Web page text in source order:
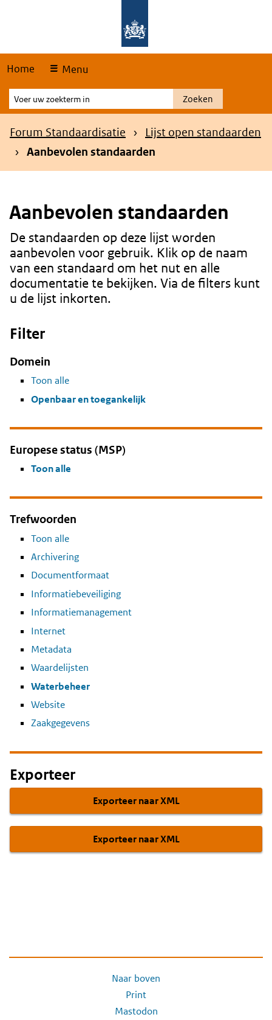
Home Menu
Voer
uw
zoekterm
Zoeken
Kruimelpad
Forum Standaardisatie
Lijst open standaarden
Aanbevolen standaarden
Aanbevolen standaarden
Content
De standaarden op deze lijst worden
aanbevolen voor gebruik. Klik op de naam
van een standaard om het nut en alle
documentatie te bekijken. Via de filters kunt
u de lijst inkorten.
Filter
Domein
Toon alle
Openbaar en toegankelijk
Europese status (MSP)
Toon alle
Trefwoorden
Toon alle
Archivering
Documentformaat
Informatiebeveiliging
Informatiemanagement
Internet
Metadata
Waardelijsten
Waterbeheer
Website
Zaakgegevens
Exporteer
Exporteer naar XML
Exporteer naar XML
Naar boven
Print
Mastodon